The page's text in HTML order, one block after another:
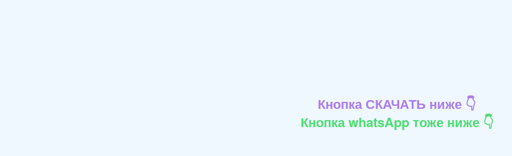
Кнопка СКАЧАТЬ ниже 👇
Кнопка whatsApp тоже ниже 👇